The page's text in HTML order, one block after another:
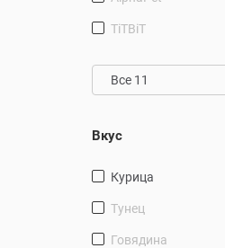
TiTBiT
Все 11
Вкус
курица
тунец
говядина